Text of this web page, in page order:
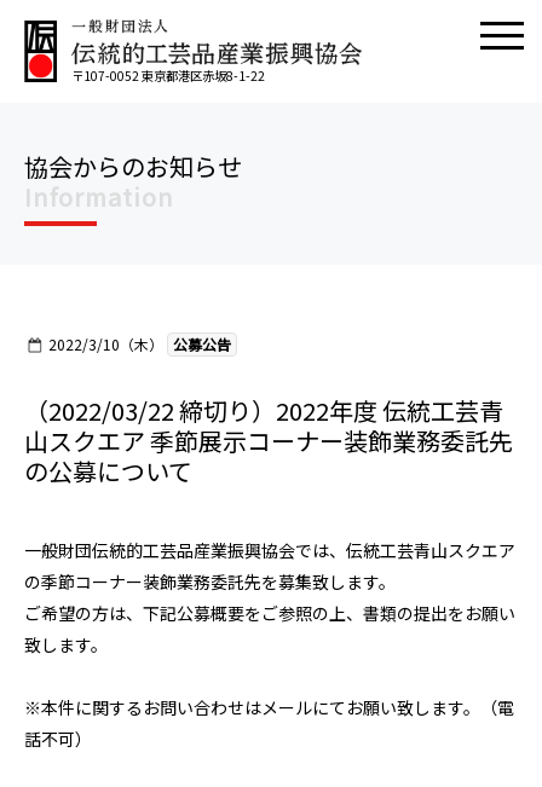
〒107-0052 東京都港区赤坂8-1-22
協会からのお知らせ
Information
2022/3/10（木） 公募公告
（2022/03/22 締切り）2022年度 伝統工芸青
山スクエア 季節展示コーナー装飾業務委託先
の公募について
一般財団伝統的工芸品産業振興協会では、伝統工芸青山スクエア
の季節コーナー装飾業務委託先を募集致します。
ご希望の方は、下記公募概要をご参照の上、書類の提出をお願い
致します。
※本件に関するお問い合わせはメールにてお願い致します。（電
話不可）